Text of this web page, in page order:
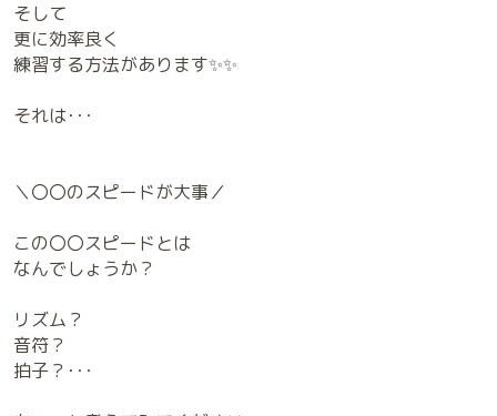
そして
更に効率良く
練習する方法があります✨✨
それは･･･
＼〇〇のスピードが大事／
この〇〇スピードとは
なんでしょうか？
リズム？
音符？
拍子？･･･